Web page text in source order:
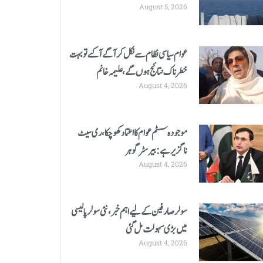
August 5, 2026
عوام سیاسی نظام سے نکل کر آگے آگئے تو بہت
خطرناک نتائج ہوں گے، علیمہ خانم
August 4, 2026
موجودہ سسٹم عوام کا اعتماد کھوچکا، ری سیٹ
ناگزیر ہے: بیرسٹر گوہر
August 4, 2026
سولر صارفین کے لیے اہم خبر، نئی سولر پالیسی
میں بڑی سہولت مل گئی
August 4, 2026